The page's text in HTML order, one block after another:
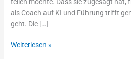
teilen möchte. Dass sie zugesagt hat,
als Coach auf KI und Führung trifft
geht. Die […]
Weiterlesen »